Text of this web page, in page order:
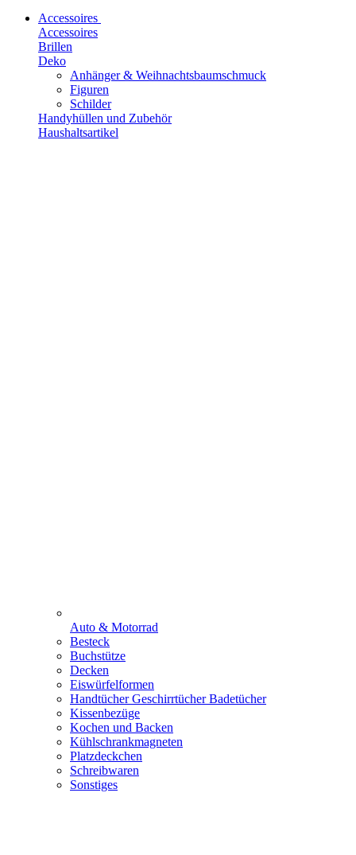
Accessoires
Accessoires
Brillen
Deko
Anhänger & Weihnachtsbaumschmuck
Figuren
Schilder
Handyhüllen und Zubehör
Haushaltsartikel
Auto & Motorrad
Besteck
Buchstütze
Decken
Eiswürfelformen
Handtücher Geschirrtücher Badetücher
Kissenbezüge
Kochen und Backen
Kühlschrankmagneten
Platzdeckchen
Schreibwaren
Sonstiges